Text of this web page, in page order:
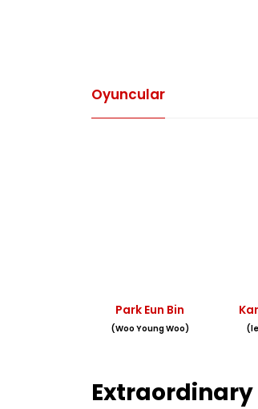
Oyuncular
Park Eun Bin
(Woo Young Woo)
Extraordinary